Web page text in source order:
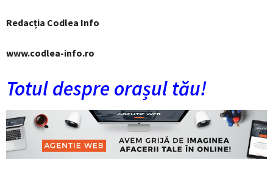
Redacția Codlea Info
www.codlea-info.ro
Totul despre orașul tău!